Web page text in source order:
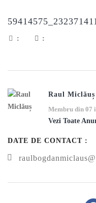
: :
Raul Miclăuș
Membru din 07
Vezi Toate
DATE DE CONTACT :